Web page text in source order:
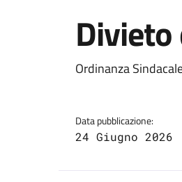
Dettagli
Ordinanza
Data pubblicazione:
24 Giugno 2026